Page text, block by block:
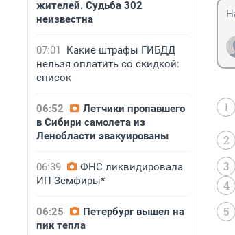
жителей. Судьба 302
неизвестна
07:01
Какие штрафы ГИБДД
нельзя оплатить со скидкой:
список
06:52
Летчики пропавшего
в Сибири самолета из
Ленобласти эвакуированы
06:39
ФНС ликвидировала
ИП Земфиры*
06:25
Петербург вышел на
пик тепла
1
2
3
4
5